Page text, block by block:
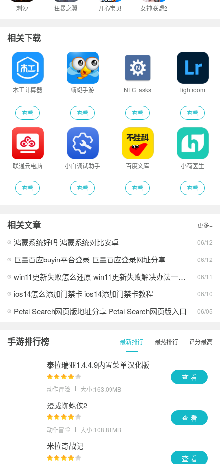
刺沙 狂暴之翼 开心宝贝 女神联盟2
相关下载
木工计算器
查看
蜻蜓手游
查看
NFCTasks
查看
lightroom
查看
联通云电脑
查看
小白调试助手
查看
百度文库
查看
小荷医生
查看
相关文章 更多+
鸿蒙系统好吗 鸿蒙系统对比安卓 06/12
巨量百应buyin平台登录 巨量百应登录网址分享 06/12
win11更新失败怎么还原 win11更新失败解决办法一览2026 06/11
ios14怎么添加门禁卡 ios14添加门禁卡教程 06/10
Petal Search网页版地址分享 Petal Search网页版入口 06/05
手游排行榜 最新排行 最热排行 评分最高
泰拉瑞亚1.4.4.9内置菜单汉化版
动作冒险 大小:163.09MB
查 看
漫威蜘蛛侠2
动作冒险 大小:108.81MB
查 看
米拉奇战记
查 看